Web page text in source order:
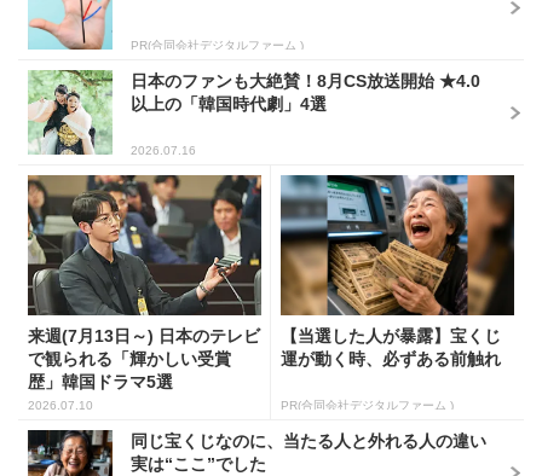
PR(合同会社デジタルファーム )
日本のファンも大絶賛！8月CS放送開始 ★4.0
以上の「韓国時代劇」4選
2026.07.16
来週(7月13日～) 日本のテレビ
で観られる「輝かしい受賞
歴」韓国ドラマ5選
2026.07.10
【当選した人が暴露】宝くじ
運が動く時、必ずある前触れ
PR(合同会社デジタルファーム )
同じ宝くじなのに、当たる人と外れる人の違い
実は“ここ”でした